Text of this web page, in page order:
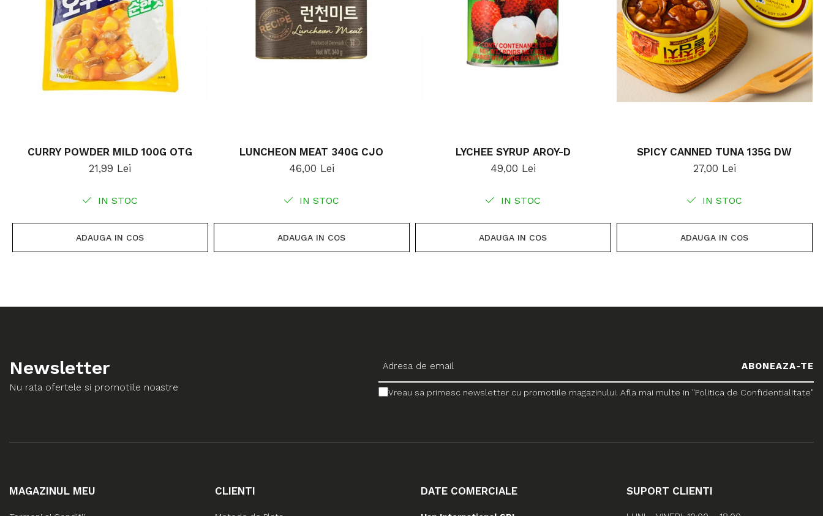
CURRY POWDER MILD 100G OTG
21,99 Lei
IN STOC
ADAUGA IN COS
LUNCHEON MEAT 340G CJO
46,00 Lei
IN STOC
ADAUGA IN COS
LYCHEE SYRUP AROY-D
49,00 Lei
IN STOC
ADAUGA IN COS
SPICY CANNED TUNA 135G DW
27,00 Lei
IN STOC
ADAUGA IN COS
Newsletter
Nu rata ofertele si promotiile noastre Vreau sa primesc newsletter cu promotiile magazinului. Afla mai multe in "Politica de Confidentialitate"
MAGAZINUL MEU CLIENTI DATE COMERCIALE SUPORT CLIENTI